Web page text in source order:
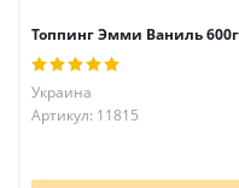
Топпинг Эмми Ваниль 600г
Украина
Артикул: 11815